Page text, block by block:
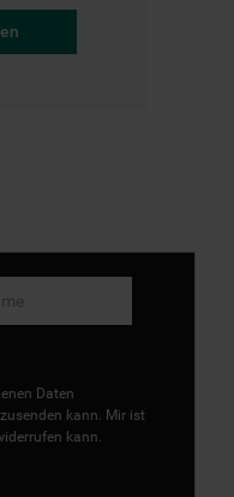
Daten
kann. Mir ist
kann.